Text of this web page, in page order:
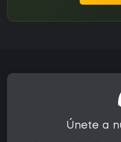
Únete a